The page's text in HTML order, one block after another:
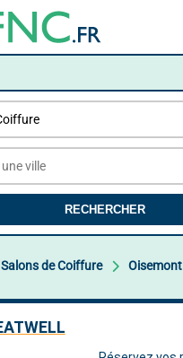
RECHERCHER
Salons de Coiffure Oisemont